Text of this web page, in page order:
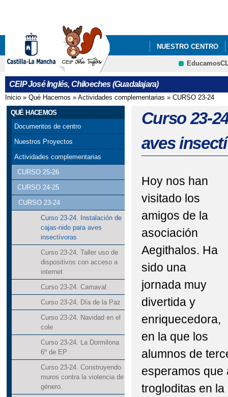
NUESTRO CENTRO
PROCESO DE
CEIP José Inglés, Chiloeches (Guadalajara)
Se encuentra usted aquí
Inicio » Qué Hacemos » Actividades complementarias » CURSO 23-24
QUÉ HACEMOS
Documentos de centro
Nuestros Proyectos
Actividades complementarias
CURSO 25-26
CURSO 24-25
CURSO 23-24
Curso 23-24. Instalación de
cajas-nido para aves
insectívoras
Curso 23-24. Taller uso de
dispositivos con acceso a
internet
Curso 23-24. Carnaval
Curso 23-24. Día de la Paz
Curso 23-24. Navidad en el
cole
Curso 23-24. La Dormilona
6º de EP
Curso 23-24. Construyendo
muros contra la violencia de
género.
Curso 23-
aves
Hoy nos han
visitado los
amigos de la
asociación
Aegithalos. Ha
sido una
jornada muy
divertida y
enriquecedora,
en la que los
alumnos de
esperamos que
trogloditas en